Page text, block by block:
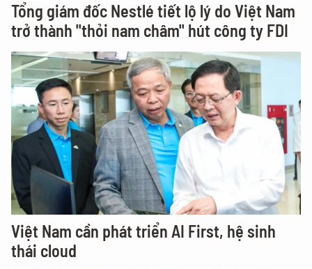
Tổng giám đốc Nestlé tiết lộ lý do Việt Nam
trở thành "thỏi nam châm" hút công ty FDI
Việt Nam cần phát triển AI First, hệ sinh
thái cloud